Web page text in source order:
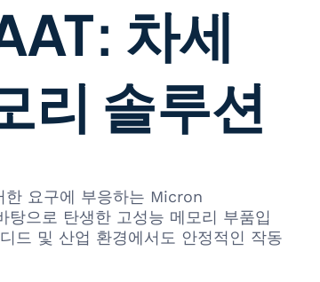
차세
리 솔루션
한 요구에 부응하는 Micron
으로 탄생한 고성능 메모리 부품입
드 및 산업 환경에서도 안정적인 작동